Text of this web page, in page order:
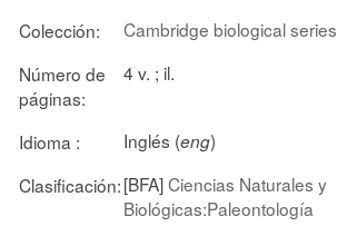
Colección:
Cambridge biological series
Número de
páginas:
4 v. ; il.
Idioma : Inglés (eng)
Clasificación:[BFA]Ciencias Naturales y
Biológicas:Paleontología